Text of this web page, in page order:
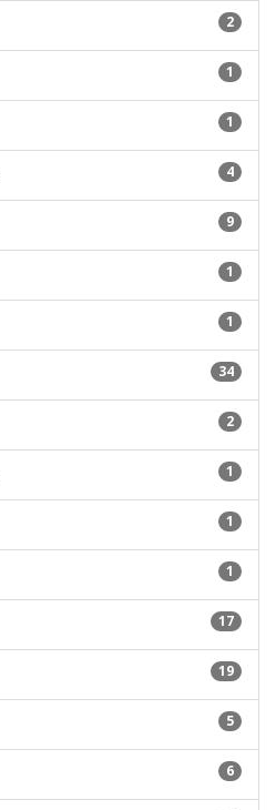
2
1
1
4
9
1
1
34
2
1
1
1
17
19
5
6